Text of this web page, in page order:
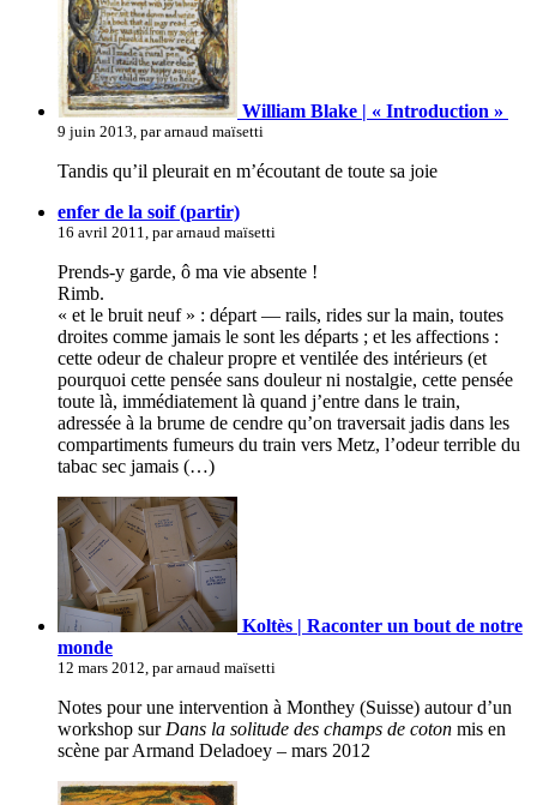
William Blake | « Introduction »
9 juin 2013, par arnaud maïsetti
Tandis qu’il pleurait en m’écoutant de toute sa joie
enfer de la soif (partir)
16 avril 2011, par arnaud maïsetti
Prends-y garde, ô ma vie absente !
Rimb.
« et le bruit neuf » : départ — rails, rides sur la main, toutes
droites comme jamais le sont les départs ; et les affections :
cette odeur de chaleur propre et ventilée des intérieurs (et
pourquoi cette pensée sans douleur ni nostalgie, cette pensée
toute là, immédiatement là quand j’entre dans le train,
adressée à la brume de cendre qu’on traversait jadis dans les
compartiments fumeurs du train vers Metz, l’odeur terrible du
tabac sec jamais (…)
Koltès | Raconter un bout de notre
monde
12 mars 2012, par arnaud maïsetti
Notes pour une intervention à Monthey (Suisse) autour d’un
workshop sur Dans la solitude des champs de coton mis en
scène par Armand Deladoey – mars 2012